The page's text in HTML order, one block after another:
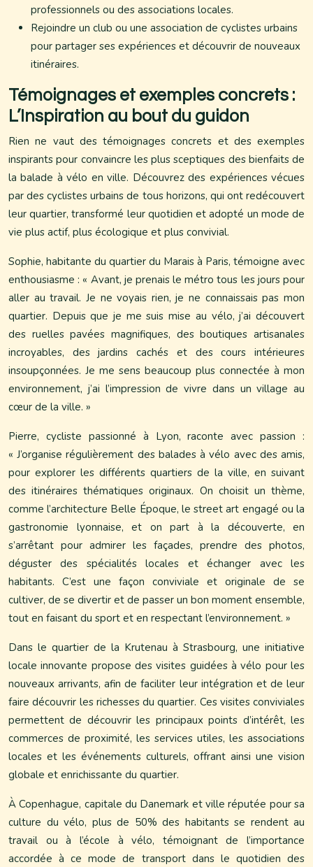
professionnels ou des associations locales.
Rejoindre un club ou une association de cyclistes urbains
pour partager ses expériences et découvrir de nouveaux
itinéraires.
Témoignages et exemples concrets :
L’Inspiration au bout du guidon
Rien ne vaut des témoignages concrets et des exemples
inspirants pour convaincre les plus sceptiques des bienfaits de
la balade à vélo en ville. Découvrez des expériences vécues
par des cyclistes urbains de tous horizons, qui ont redécouvert
leur quartier, transformé leur quotidien et adopté un mode de
vie plus actif, plus écologique et plus convivial.
Sophie, habitante du quartier du Marais à Paris, témoigne avec
enthousiasme : « Avant, je prenais le métro tous les jours pour
aller au travail. Je ne voyais rien, je ne connaissais pas mon
quartier. Depuis que je me suis mise au vélo, j’ai découvert
des ruelles pavées magnifiques, des boutiques artisanales
incroyables, des jardins cachés et des cours intérieures
insoupçonnées. Je me sens beaucoup plus connectée à mon
environnement, j’ai l’impression de vivre dans un village au
cœur de la ville. »
Pierre, cycliste passionné à Lyon, raconte avec passion :
« J’organise régulièrement des balades à vélo avec des amis,
pour explorer les différents quartiers de la ville, en suivant
des itinéraires thématiques originaux. On choisit un thème,
comme l’architecture Belle Époque, le street art engagé ou la
gastronomie lyonnaise, et on part à la découverte, en
s’arrêtant pour admirer les façades, prendre des photos,
déguster des spécialités locales et échanger avec les
habitants. C’est une façon conviviale et originale de se
cultiver, de se divertir et de passer un bon moment ensemble,
tout en faisant du sport et en respectant l’environnement. »
Dans le quartier de la Krutenau à Strasbourg, une initiative
locale innovante propose des visites guidées à vélo pour les
nouveaux arrivants, afin de faciliter leur intégration et de leur
faire découvrir les richesses du quartier. Ces visites conviviales
permettent de découvrir les principaux points d’intérêt, les
commerces de proximité, les services utiles, les associations
locales et les événements culturels, offrant ainsi une vision
globale et enrichissante du quartier.
À Copenhague, capitale du Danemark et ville réputée pour sa
culture du vélo, plus de 50% des habitants se rendent au
travail ou à l’école à vélo, témoignant de l’importance
accordée à ce mode de transport dans le quotidien des